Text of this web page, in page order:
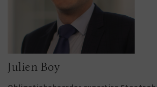
Julien Boy